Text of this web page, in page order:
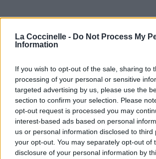
La Coccinelle - Do Not Process My
Information
If you wish to opt-out of the sale, sharing to
processing of your personal or sensitive
targeted advertising by us, please use the
section to confirm your selection. Please
opt-out request is processed you may
interest-based ads based on personal
us or personal information disclosed to third
your opt-out. You may separately opt-out of
disclosure of your personal information by